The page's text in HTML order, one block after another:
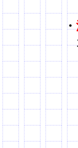
・
カウンタ